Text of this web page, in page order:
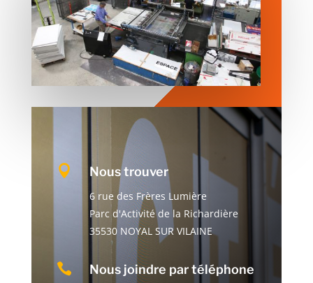
 Nous trouver
6 rue des Frères Lumière
Parc d'Activité de la Richardière
35530 NOYAL SUR VILAINE
 Nous joindre par téléphone